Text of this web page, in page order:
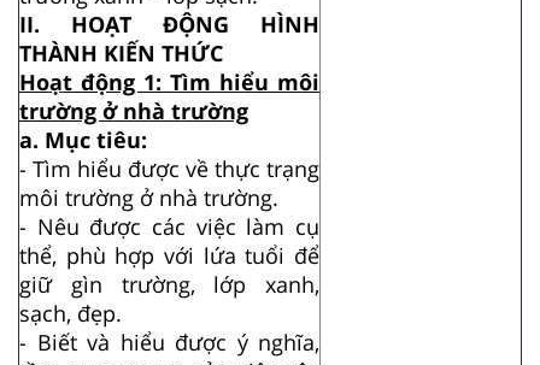
II. HOẠT ĐỘNG HÌNH
THÀNH KIẾN THỨC
Hoạt động 1: Tìm hiểu môi
trường ở nhà trường
a. Mục tiêu:
- Tìm hiểu được về thực trạng
môi trường ở nhà trường.
- Nêu được các việc làm cụ
thể, phù hợp với lứa tuổi để
giữ gìn trường, lớp xanh,
sạch, đẹp.
- Biết và hiểu được ý nghĩa,